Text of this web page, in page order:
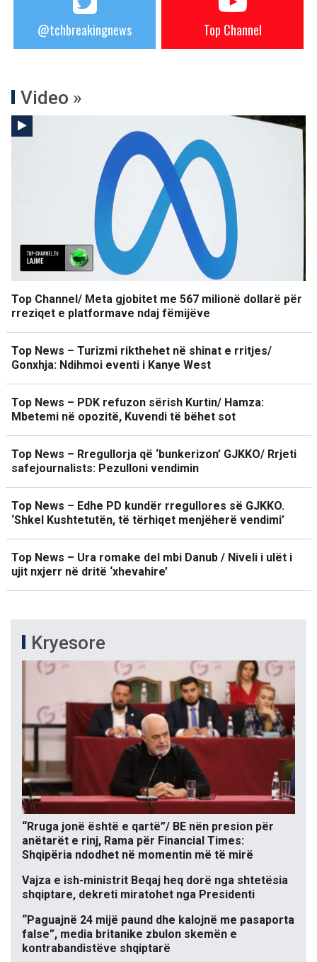
@tchbreakingnews Top Channel
Video »
Top Channel/ Meta gjobitet me 567 milionë dollarë për
rreziqet e platformave ndaj fëmijëve
Top News – Turizmi rikthehet në shinat e rritjes/
Gonxhja: Ndihmoi eventi i Kanye West
Top News – PDK refuzon sërish Kurtin/ Hamza:
Mbetemi në opozitë, Kuvendi të bëhet sot
Top News – Rregullorja që ‘bunkerizon’ GJKKO/ Rrjeti
safejournalists: Pezulloni vendimin
Top News – Edhe PD kundër rregullores së GJKKO.
‘Shkel Kushtetutën, të tërhiqet menjëherë vendimi’
Top News – Ura romake del mbi Danub / Niveli i ulët i
ujit nxjerr në dritë ‘xhevahire’
Kryesore
“Rruga jonë është e qartë”/ BE nën presion për
anëtarët e rinj, Rama për Financial Times:
Shqipëria ndodhet në momentin më të mirë
Vajza e ish-ministrit Beqaj heq dorë nga shtetësia
shqiptare, dekreti miratohet nga Presidenti
“Paguajnë 24 mijë paund dhe kalojnë me pasaporta
false”, media britanike zbulon skemën e
kontrabandistëve shqiptarë